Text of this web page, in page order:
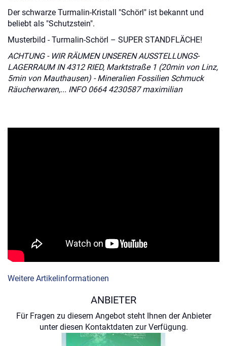
Der schwarze Turmalin-Kristall "Schörl" ist bekannt und
beliebt als "Schutzstein".
Musterbild - Turmalin-Schörl – SUPER STANDFLÄCHE!
ACHTUNG - WIR RÄUMEN UNSEREN AUSSTELLUNGS-
LAGERRAUM IN 4312 RIED, Marktstraße 1 (20min von Linz,
5min von Mauthausen) - Mineralien Fossilien Schmuck
Räucherwaren,... INFO 0664 4230587 maximilian
Weitere Artikelinformationen
ANBIETER
Für Fragen zu diesem Angebot steht Ihnen der Anbieter
unter diesen Kontaktdaten zur Verfügung.